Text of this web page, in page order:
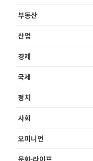
부동산
산업
경제
국제
정치
사회
오피니언
문화·라이프